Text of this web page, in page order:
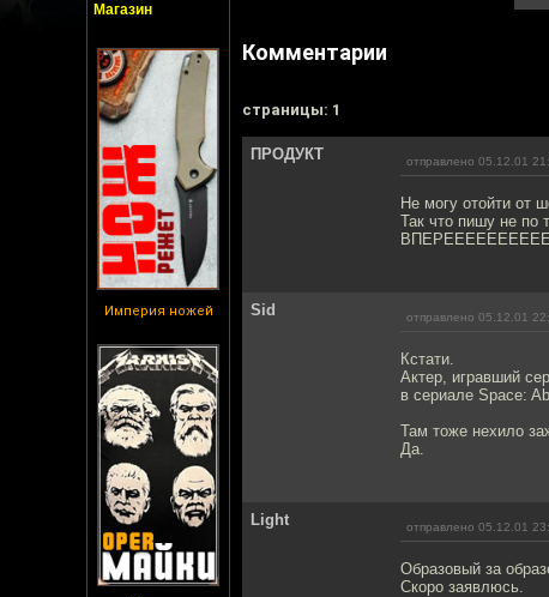
Магазин
Империя ножей
Комментарии
cтраницы: 1
ПРОДУКТ отправлено 05.12.01
Не могу отойти от
Так что пишу не по
Sid отправлено 05.12.01
Кстати.
Актер, игравший
в сериале Space:
Там тоже нехило
Да.
Light отправлено 05.12.01
Образовый за
Скоро заявлюсь.